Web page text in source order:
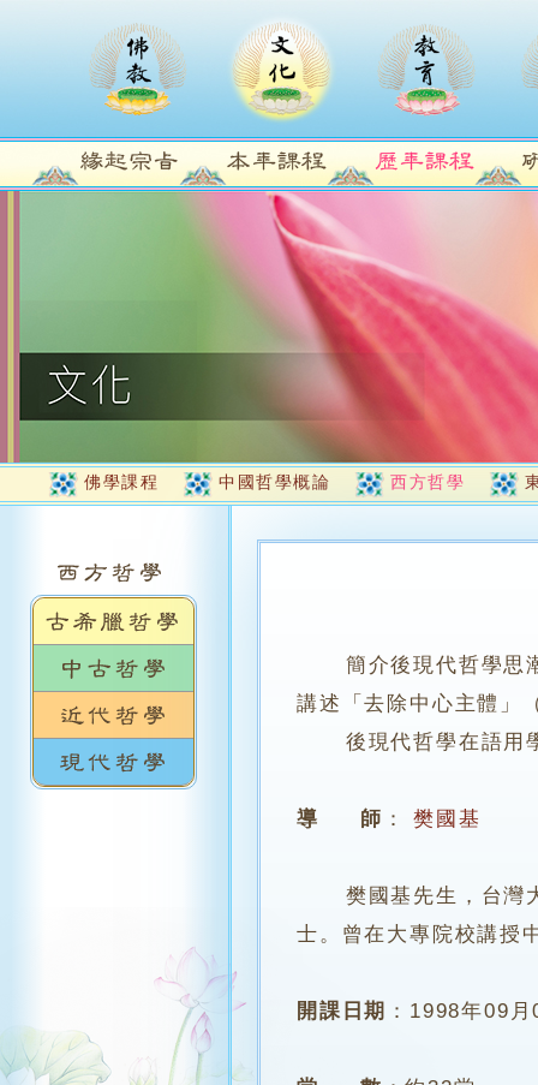
佛學課程 中國哲學概論 西方哲學
簡介後現代哲學思
講述「去除中心主體」
後現代哲學在語用學
導 師 ： 樊國基
樊國基先生，台灣大
士。曾在大專院校講授
開課日期 ： 1998年09月